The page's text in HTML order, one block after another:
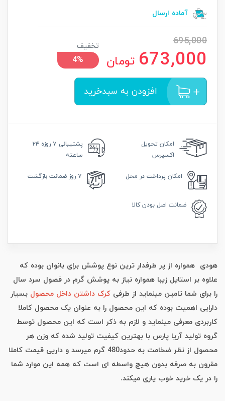
آماده ارسال
695,000
673,000 تومان
تخفیف
4%
افزودن به سبدخرید
امکان تحویل
اکسپرس
پشتیبانی
۷ روزه ۲۴
ساعته
امکان پرداخت در محل ۷ روز ضمانت بازگشت
ضمانت اصل بودن کالا
هودی همواره از پر طرفدار ترین نوع پوشش برای بانوان بوده که
علاوه بر استایل زیبا همواره نیاز به پوشش گرم در فصول سرد سال
را برای شما تامین مینماید از طرفی کرک داشتن داخل محصول بسیار
دارایی اهمیت بوده که این محصول را به عنوان یک محصول کاملا
کاربردی معرفی مینماید و لازم به ذکر است که این محصول توسط
گروه تولید آریا پارس با بهترین کیفیت تولید شده که وزن هر
محصول از نظر ضخامت به حدود480 گرم میرسد و داریی قیمت کاملا
مقرون به صرفه بدون هیچ واسطه ای است که همه این موارد شما
را در یک خرید خوب یاری میکند.